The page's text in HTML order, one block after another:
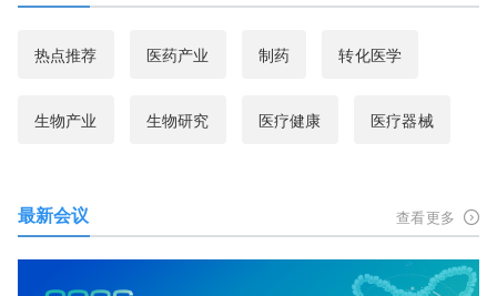
热点推荐 医药产业 制药 转化医学
生物产业 生物研究 医疗健康 医疗器械
最新会议 查看更多